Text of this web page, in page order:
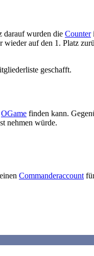
darauf wurden die Counter
wieder auf den 1. Platz
geschafft.
OGame finden kann.
nehmen würde.
Commanderaccount